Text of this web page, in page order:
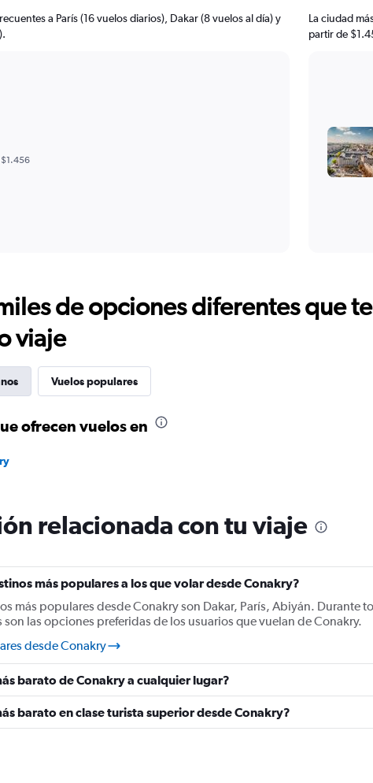
a París (16 vuelos diarios), Dakar (8 vuelos al día) y
La ciudad
partir de
de opciones diferentes que
viaje
Vuelos populares
ofrecen vuelos en
relacionada con tu viaje
más populares a los que volar desde Conakry?
más populares desde Conakry son Dakar, París, Abiyán. Durante
son las opciones preferidas de los usuarios que vuelan de Conakry.
desde Conakry
barato de Conakry a cualquier lugar?
barato en clase turista superior desde Conakry?